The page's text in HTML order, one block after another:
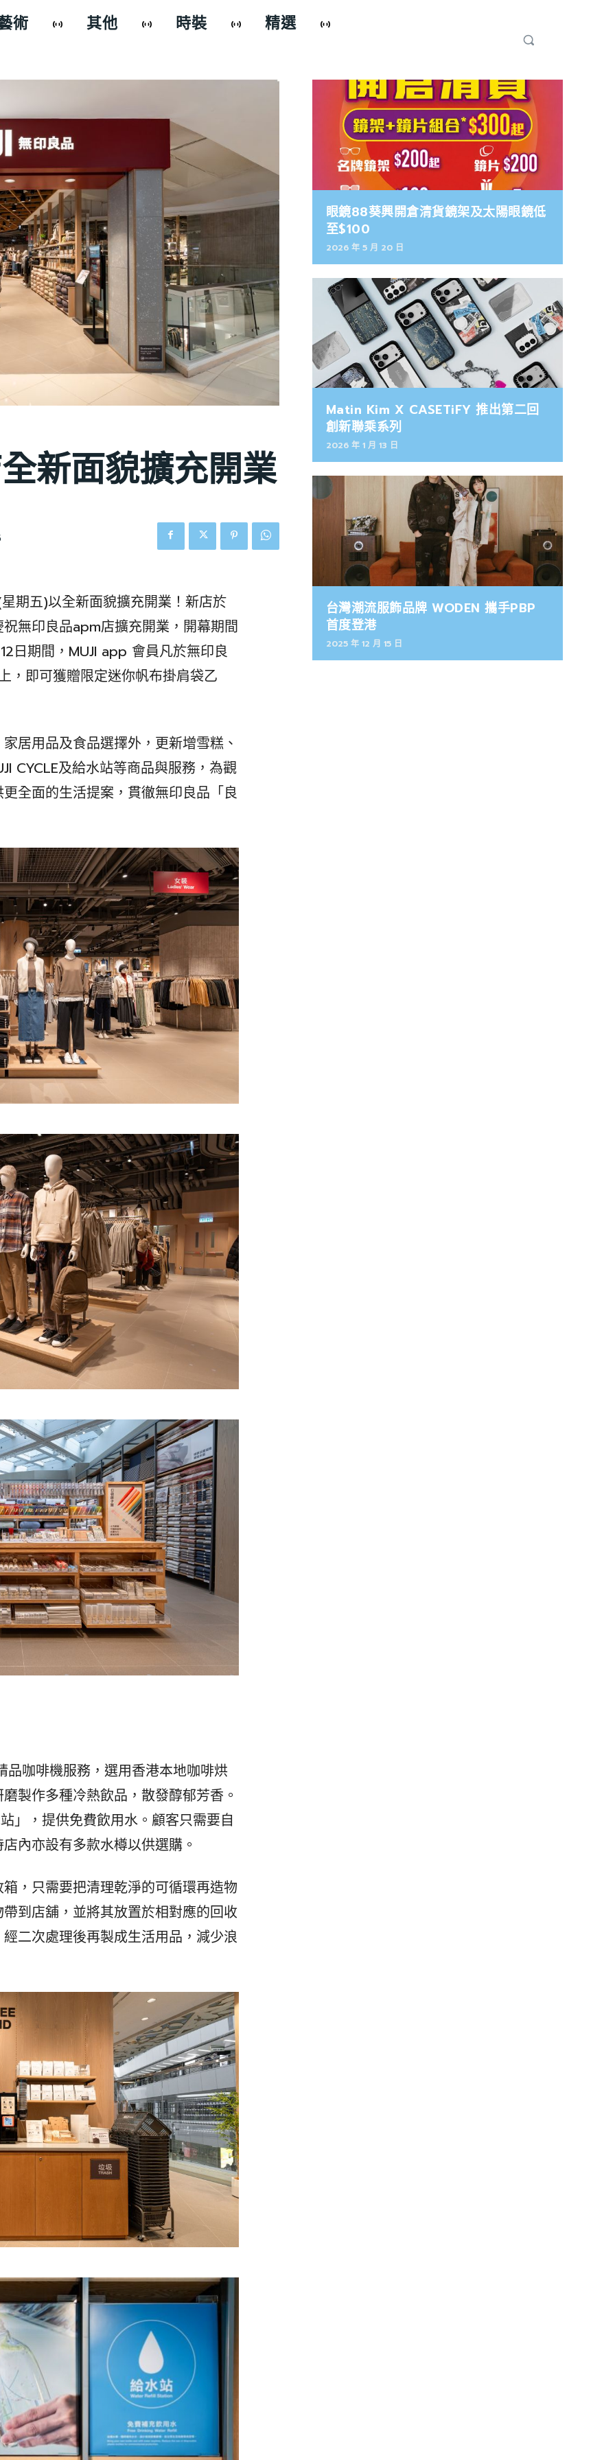
術 其他 時裝 精選
新面貌擴充開業
期五)以全新面貌擴充開業！新店於
無印良品apm店擴充開業，開幕期間
日期間，MUJI app 會員凡於無印良
，即可獲贈限定迷你帆布掛肩袋乙
居用品及食品選擇外，更新增雪糕、
CYCLE及給水站等商品與服務，為觀
全面的生活提案，貫徹無印良品「良
品咖啡機服務，選用香港本地咖啡烘
製作多種冷熱飲品，散發醇郁芳香。
」，提供免費飲用水。顧客只需要自
內亦設有多款水樽以供選購。
，只需要把清理乾淨的可循環再造物
到店舖，並將其放置於相對應的回收
二次處理後再製成生活用品，減少浪
眼鏡88葵興開倉清貨鏡架及太陽眼鏡低
至$100
2026 年 5 月 20 日
Matin Kim X CASETiFY 推出第二回
創新聯乘系列
2026 年 1 月 13 日
台灣潮流服飾品牌 WODEN 攜手PBP
首度登港
2025 年 12 月 15 日